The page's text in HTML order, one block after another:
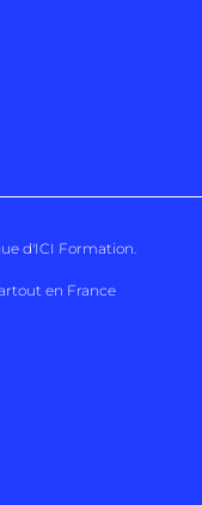
d'ICI Formation.
en France